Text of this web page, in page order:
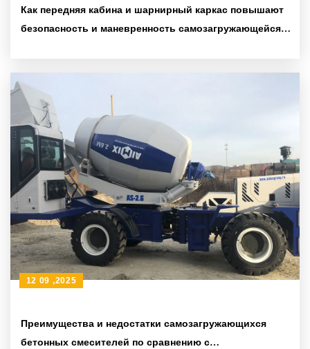
Как передняя кабина и шарнирный каркас повышают
безопасность и маневренность самозагружающейся
Преимущества и недостатки самозагружающихся
бетонных смесителей по сравнению с
12 09 ,2025